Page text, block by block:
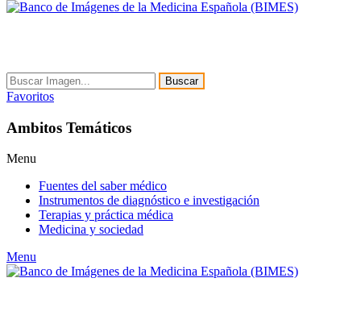
Buscar
Favoritos
Ambitos Temáticos
Menu
Fuentes del saber médico
Instrumentos de diagnóstico e investigación
Terapias y práctica médica
Medicina y sociedad
Menu